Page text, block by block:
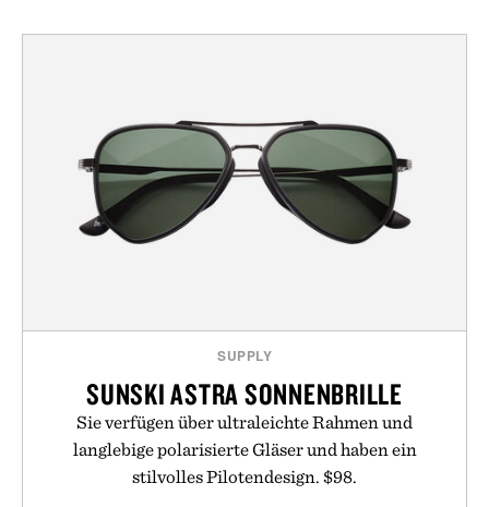
SUPPLY
SUNSKI ASTRA SONNENBRILLE
Sie verfügen über ultraleichte Rahmen und
langlebige polarisierte Gläser und haben ein
stilvolles Pilotendesign. $98.